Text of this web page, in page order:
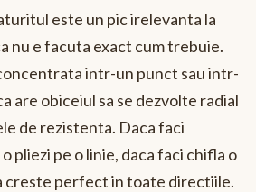
este un pic irelevanta la
nu e facuta exact cum trebuie.
intr-un punct sau intr-
are obiceiul sa se dezvolte radial
de rezistenta. Daca faci
pliezi pe o linie, daca faci chifla o
creste perfect in toate directiile.